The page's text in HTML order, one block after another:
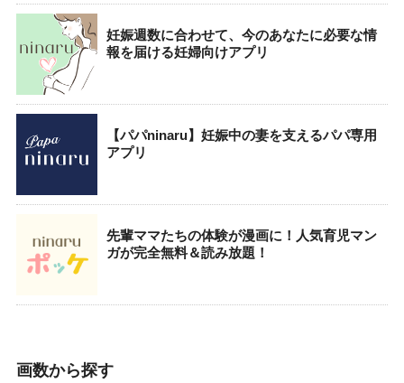
妊娠週数に合わせて、今のあなたに必要な情
報を届ける妊婦向けアプリ
【パパninaru】妊娠中の妻を支えるパパ専用
アプリ
先輩ママたちの体験が漫画に！人気育児マン
ガが完全無料＆読み放題！
画数から探す